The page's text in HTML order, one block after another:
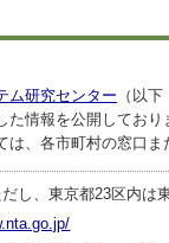
ム研究センター （以
情報を公開しており
、各市町村の窓口
し、東京都23区内は東